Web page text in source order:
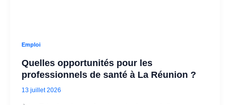
Emploi
Quelles opportunités pour les
professionnels de santé à La Réunion ?
13 juillet 2026